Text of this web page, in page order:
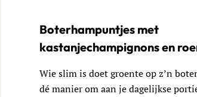
Boterhampuntjes met
kastanjechampignons en
Wie slim is doet groente op z’n
dé manier om aan je dagelijkse